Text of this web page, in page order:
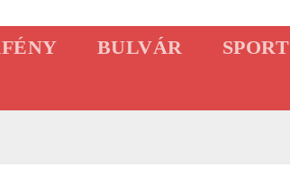
BULVÁR SPORT